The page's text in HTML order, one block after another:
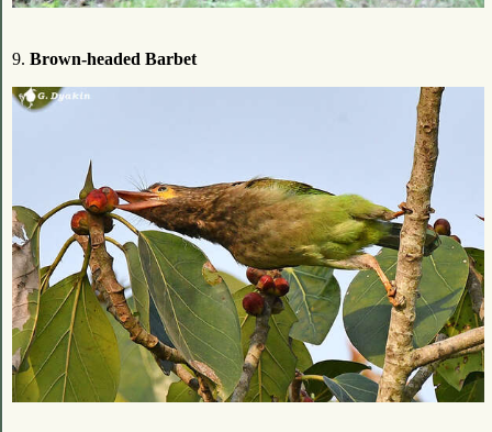
9. Brown-headed Barbet